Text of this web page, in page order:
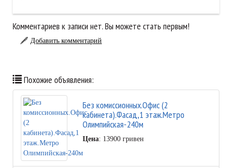
Комментариев к записи нет. Вы можете стать первым!
Добавить комментарий
Похожие объявления:
Без комиссионных.Офис (2
кабинета).Фасад,1 этаж.Метро
Олимпийская-240м
Цена: 13900 гривен